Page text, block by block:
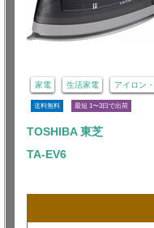
家電 生活家電 アイロン
送料無料 最短 1〜3日で出荷
TOSHIBA 東芝
TA-EV6